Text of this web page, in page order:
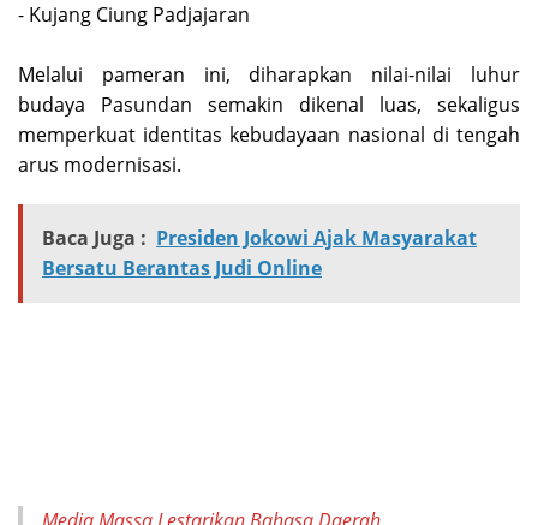
‎- Kujang Ciung Padjajaran
‎Melalui pameran ini, diharapkan nilai-nilai luhur
budaya Pasundan semakin dikenal luas, sekaligus
memperkuat identitas kebudayaan nasional di tengah
arus modernisasi.
Baca Juga : Presiden Jokowi Ajak Masyarakat
Bersatu Berantas Judi Online